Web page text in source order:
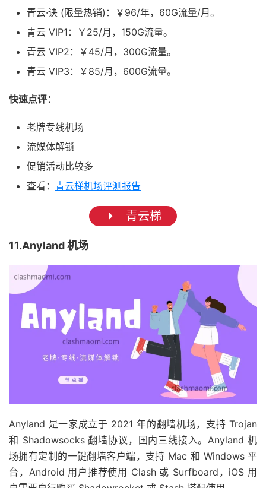
青云·诀 (限量热销)：￥96/年，60G流量/月。
青云 VIP1：￥25/月，150G流量。
青云 VIP2：￥45/月，300G流量。
青云 VIP3：￥85/月，600G流量。
快速点评：
老牌专线机场
流媒体解锁
促销活动比较多
查看： 青云梯机场评测报告
青云梯
11.Anyland 机场
Anyland 是一家成立于 2021 年的翻墙机场，支持 Trojan
和 Shadowsocks 翻墙协议，国内三线接入。Anyland 机
场拥有定制的一键翻墙客户端，支持 Mac 和 Windows 平
台，Android 用户推荐使用 Clash 或 Surfboard，iOS 用